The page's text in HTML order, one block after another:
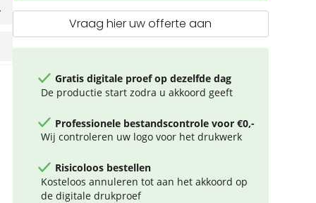
Vraag hier uw offerte aan
Gratis digitale proef op dezelfde dag
De productie start zodra u akkoord geeft
Professionele bestandscontrole voor €0,-
Wij controleren uw logo voor het drukwerk
Risicoloos bestellen
Kosteloos annuleren tot aan het akkoord op
de digitale drukproef